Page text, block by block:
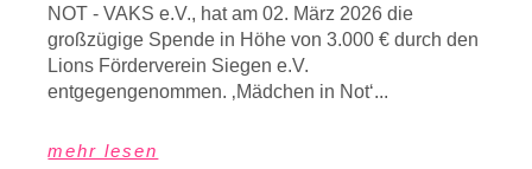
NOT - VAKS e.V., hat am 02. März 2026 die
großzügige Spende in Höhe von 3.000 € durch den
Lions Förderverein Siegen e.V.
entgegengenommen. ‚Mädchen in Not‘...
mehr lesen